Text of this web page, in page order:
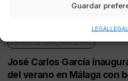
Guardar
LEGAL LEGAL
ESTILO DE VIDA,SOCIEDAD
José Carlos García
del verano en Málaga con